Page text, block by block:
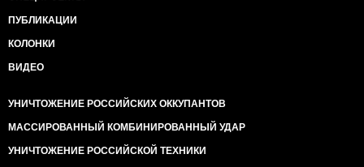
ПУБЛИКАЦИИ
КОЛОНКИ
ВИДЕО
УНИЧТОЖЕНИЕ РОССИЙСКИХ ОККУПАНТОВ
МАССИРОВАННЫЙ КОМБИНИРОВАННЫЙ УДАР
УНИЧТОЖЕНИЕ РОССИЙСКОЙ ТЕХНИКИ